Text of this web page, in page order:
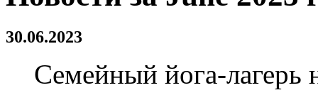
30.06.2023
Семейный йога-лагерь